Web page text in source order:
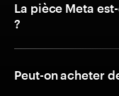
La pièce Meta
?
Peut-on acheter